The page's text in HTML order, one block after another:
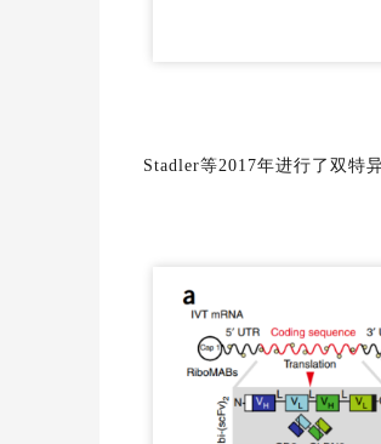
Stadler等2017年进行了双特